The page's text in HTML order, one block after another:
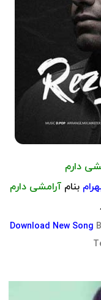
دارم
بنام آرامشی دارم
Download New Song